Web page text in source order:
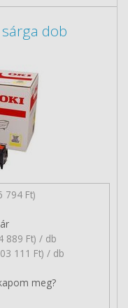
dob
794 Ft)
889 Ft) / db
111 Ft) / db
meg?